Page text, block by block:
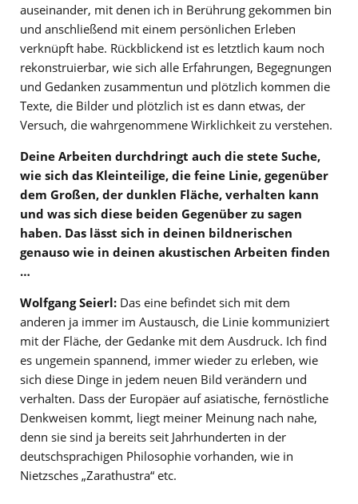
auseinander, mit denen ich in Berührung gekommen bin
und anschließend mit einem persönlichen Erleben
verknüpft habe. Rückblickend ist es letztlich kaum noch
rekonstruierbar, wie sich alle Erfahrungen, Begegnungen
und Gedanken zusammentun und plötzlich kommen die
Texte, die Bilder und plötzlich ist es dann etwas, der
Versuch, die wahrgenommene Wirklichkeit zu verstehen.
Deine Arbeiten durchdringt auch die stete Suche,
wie sich das Kleinteilige, die feine Linie, gegenüber
dem Großen, der dunklen Fläche, verhalten kann
und was sich diese beiden Gegenüber zu sagen
haben. Das lässt sich in deinen bildnerischen
genauso wie in deinen akustischen Arbeiten finden
…
Wolfgang Seierl: Das eine befindet sich mit dem
anderen ja immer im Austausch, die Linie kommuniziert
mit der Fläche, der Gedanke mit dem Ausdruck. Ich find
es ungemein spannend, immer wieder zu erleben, wie
sich diese Dinge in jedem neuen Bild verändern und
verhalten. Dass der Europäer auf asiatische, fernöstliche
Denkweisen kommt, liegt meiner Meinung nach nahe,
denn sie sind ja bereits seit Jahrhunderten in der
deutschsprachigen Philosophie vorhanden, wie in
Nietzsches „Zarathustra“ etc.